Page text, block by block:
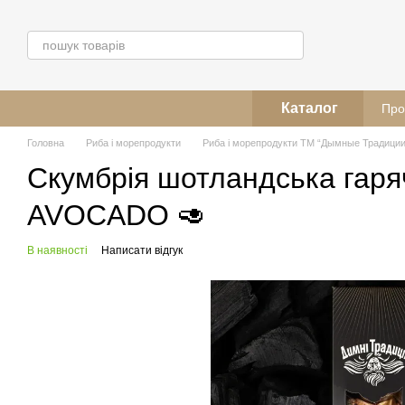
Каталог
Головна Риба і морепродукти Риба і морепродукти ТМ “Дымные
Скумбрія шотландська
AVOCADO 🥑
В наявності Написати відгук